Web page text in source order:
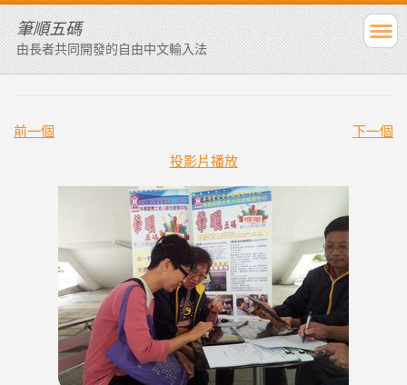
筆順五碼
由長者共同開發的自由中文輸入法
前一個
下一個
投影片播放